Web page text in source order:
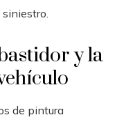
y la
de pintura